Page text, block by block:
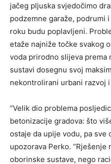
jačeg pljuska svjedočimo
podzemne garaže, podrumi
roku budu poplavljeni.
etaže najniže točke svakog
voda prirodno slijeva prema
sustavi dosegnu svoj
nekontrolirani urbani razvoj
“Velik dio problema
betonizacije gradova: što
ostaje da upije vodu, pa sve
upozorava Perko.
oborinske sustave, nego